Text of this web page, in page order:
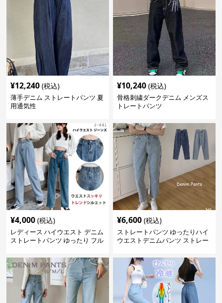
¥12,240 (税込)
薄手デニム ストレートパンツ 夏
用通気性
¥10,240 (税込)
骨格刺繍ダークデニム メンズス
トレートパンツ
¥4,000 (税込)
レディース ハイウエスト デニム
ストレートパンツ ゆったり フル
¥6,600 (税込)
ストレートパンツ ゆったりハイ
ウエストデニムパンツ ストレー